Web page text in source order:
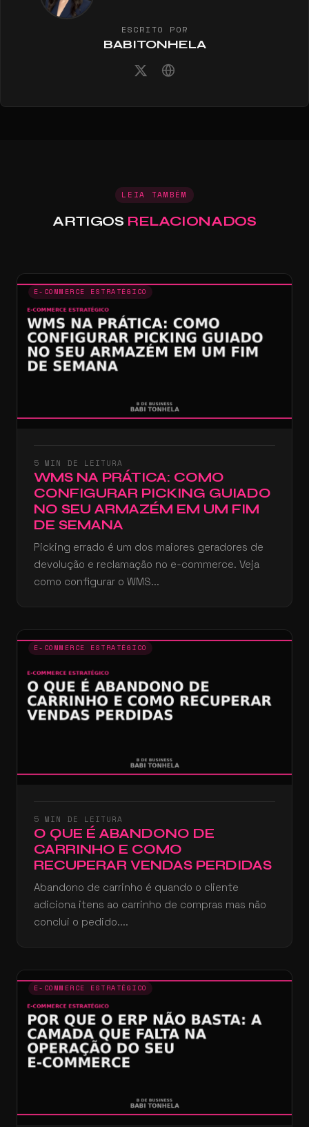
ESCRITO POR
BABITONHELA
LEIA TAMBÉM
ARTIGOS RELACIONADOS
E-COMMERCE ESTRATÉGICO
5 MIN DE LEITURA
WMS NA PRÁTICA: COMO
CONFIGURAR PICKING GUIADO
NO SEU ARMAZÉM EM UM FIM
DE SEMANA
Picking errado é um dos maiores geradores de
devolução e reclamação no e-commerce. Veja
como configurar o WMS...
E-COMMERCE ESTRATÉGICO
5 MIN DE LEITURA
O QUE É ABANDONO DE
CARRINHO E COMO
RECUPERAR VENDAS PERDIDAS
Abandono de carrinho é quando o cliente
adiciona itens ao carrinho de compras mas não
conclui o pedido....
E-COMMERCE ESTRATÉGICO